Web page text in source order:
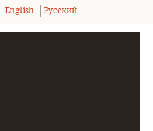
English Pусский